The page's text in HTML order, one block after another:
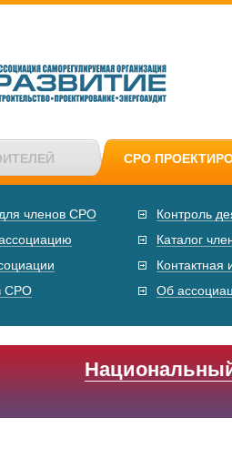
СРО
членов СРО
СРО
Контроль
Каталог
Об